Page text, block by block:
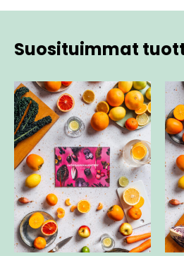
Suosituimmat